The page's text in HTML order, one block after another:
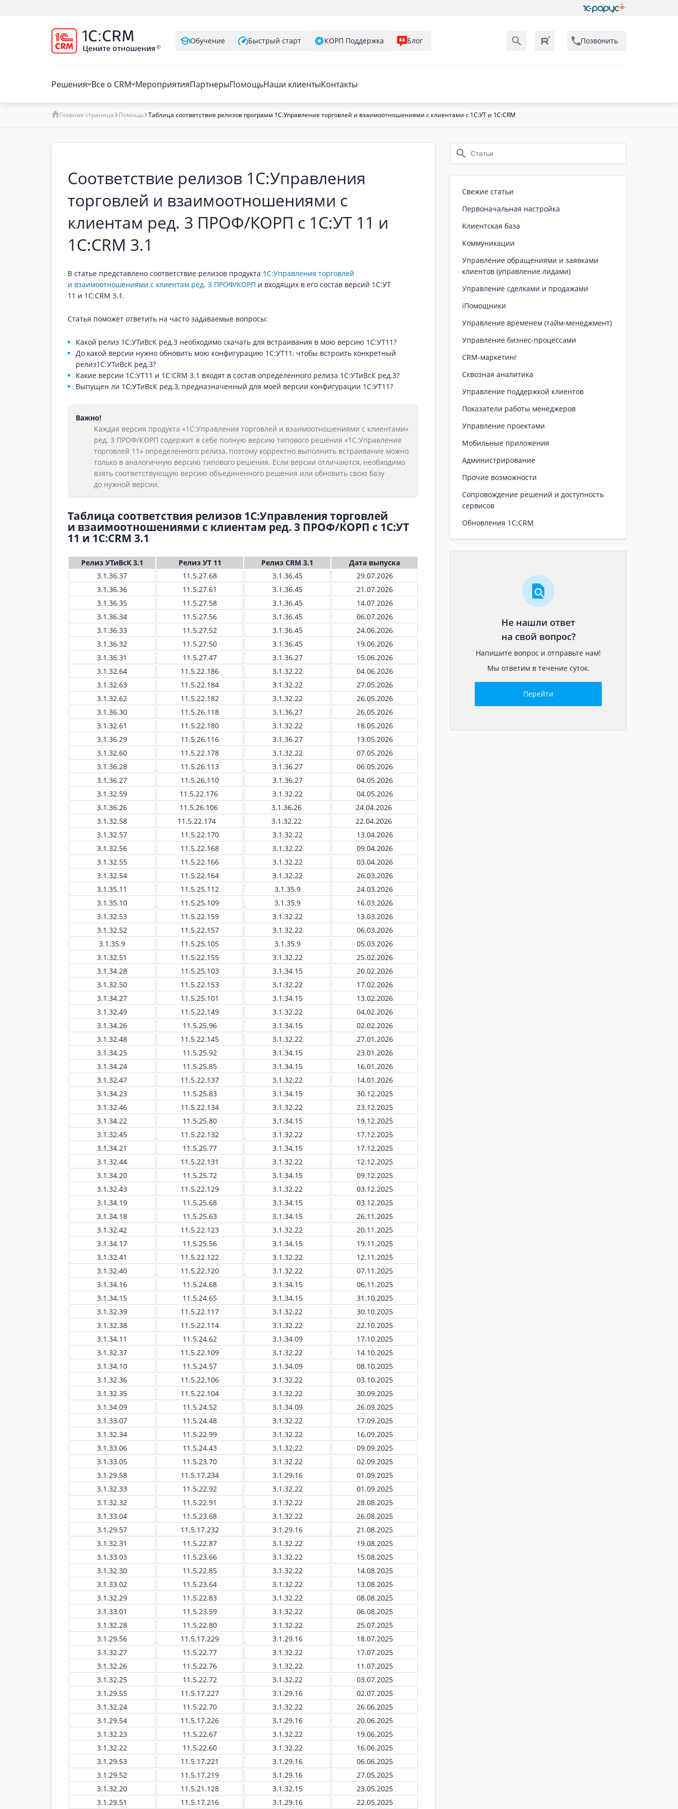
Обучение Быстрый старт КОРП Поддержка Блог Позвонить
Решения Все о CRM МероприятияПартнерыПомощьНаши клиентыКонтакты
Главная страница Помощь Таблица соответствия релизов программ 1С:Управление торговлей и взаимоотношениями с клиентами с 1С:УТ и 1С:CRM
Соответствие релизов 1С:Управления
торговлей и взаимоотношениями с
клиентам ред. 3 ПРОФ/КОРП с 1С:УТ 11 и
1С:CRM 3.1
В статье представлено соответствие релизов продукта 1С:Управления торговлей
и взаимоотношениями с клиентам ред. 3 ПРОФ/КОРП и входящих в его состав версий 1С:УТ
11 и 1С:CRM 3.1.
Статья поможет ответить на часто задаваемые вопросы:
Какой релиз 1C:УТиВсК ред.3 необходимо скачать для встраивания в мою версию 1С:УТ11?
До какой версии нужно обновить мою конфигурацию 1С:УТ11, чтобы встроить конкретный
релиз1C:УТиВсК ред.3?
Какие версии 1С:УТ11 и 1С:CRM 3.1 входят в состав определенного релиза 1C:УТиВсК ред.3?
Выпущен ли 1C:УТиВсК ред.3, предназначенный для моей версии конфигурации 1С:УТ11?
Важно!
Каждая версия продукта «1С:Управления торговлей и взаимоотношениями с клиентами»
ред. 3 ПРОФ/КОРП содержит в себе полную версию типового решения «1С:Управление
торговлей 11» определенного релиза, поэтому корректно выполнить встраивание можно
только в аналогичную версию типового решения. Если версии отличаются, необходимо
взять соответствующую версию объединенного решения или обновить свою базу
до нужной версии.
Таблица соответствия релизов 1С:Управления торговлей
и взаимоотношениями с клиентам ред. 3 ПРОФ/КОРП с 1С:УТ
11 и 1С:CRM 3.1
Релиз УТиВсК 3.1 Релиз УТ 11 Релиз CRM 3.1
Дата выпуска
3.1.36.37
11.5.27.68 3.1.36.45
29.07.2026
3.1.36.36
11.5.27.61 3.1.36.45
21.07.2026
3.1.36.35
11.5.27.58 3.1.36.45
14.07.2026
3.1.36.34
11.5.27.56 3.1.36.45
06.07.2026
3.1.36.33
11.5.27.52 3.1.36.45
24.06.2026
3.1.36.32
11.5.27.50 3.1.36.45
19.06.2026
3.1.36.31
11.5.27.47 3.1.36.27
15.06.2026
3.1.32.64
11.5.22.186 3.1.32.22
04.06.2026
3.1.32.63
11.5.22.184 3.1.32.22
27.05.2026
3.1.32.62
11.5.22.182 3.1.32.22
26.05.2026
3.1.36.30
11.5.26.118 3.1.36.27
26.05.2026
3.1.32.61
11.5.22.180 3.1.32.22
18.05.2026
3.1.36.29
11.5.26.116 3.1.36.27
13.05.2026
3.1.32.60
11.5.22.178 3.1.32.22
07.05.2026
3.1.36.28
11.5.26.113 3.1.36.27
06.05.2026
3.1.36.27
11.5.26.110 3.1.36.27
04.05.2026
3.1.32.59
11.5.22.176 3.1.32.22
04.05.2026
3.1.36.26
11.5.26.106 3.1.36.26
24.04.2026
3.1.32.58
11.5.22.174 3.1.32.22
22.04.2026
3.1.32.57
11.5.22.170 3.1.32.22
13.04.2026
3.1.32.56
11.5.22.168 3.1.32.22
09.04.2026
3.1.32.55
11.5.22.166 3.1.32.22
03.04.2026
3.1.32.54
11.5.22.164 3.1.32.22
26.03.2026
3.1.35.11
11.5.25.112 3.1.35.9
24.03.2026
3.1.35.10
11.5.25.109 3.1.35.9
16.03.2026
3.1.32.53
11.5.22.159 3.1.32.22
13.03.2026
3.1.32.52
11.5.22.157 3.1.32.22
06.03.2026
3.1.35.9
11.5.25.105 3.1.35.9
05.03.2026
3.1.32.51
11.5.22.155 3.1.32.22
25.02.2026
3.1.34.28
11.5.25.103 3.1.34.15
20.02.2026
3.1.32.50
11.5.22.153 3.1.32.22
17.02.2026
3.1.34.27
11.5.25.101 3.1.34.15
13.02.2026
3.1.32.49
11.5.22.149 3.1.32.22
04.02.2026
3.1.34.26
11.5.25.96 3.1.34.15
02.02.2026
3.1.32.48
11.5.22.145 3.1.32.22
27.01.2026
3.1.34.25
11.5.25.92 3.1.34.15
23.01.2026
3.1.34.24
11.5.25.85 3.1.34.15
16.01.2026
3.1.32.47
11.5.22.137 3.1.32.22
14.01.2026
3.1.34.23
11.5.25.83 3.1.34.15
30.12.2025
3.1.32.46
11.5.22.134 3.1.32.22
23.12.2025
3.1.34.22
11.5.25.80 3.1.34.15
19.12.2025
3.1.32.45
11.5.22.132 3.1.32.22
17.12.2025
3.1.34.21
11.5.25.77 3.1.34.15
17.12.2025
3.1.32.44
11.5.22.131 3.1.32.22
12.12.2025
3.1.34.20
11.5.25.72 3.1.34.15
09.12.2025
3.1.32.43
11.5.22.129 3.1.32.22
03.12.2025
3.1.34.19
11.5.25.68 3.1.34.15
03.12.2025
3.1.34.18
11.5.25.63 3.1.34.15
26.11.2025
3.1.32.42
11.5.22.123 3.1.32.22
20.11.2025
3.1.34.17
11.5.25.56 3.1.34.15
19.11.2025
3.1.32.41
11.5.22.122 3.1.32.22
12.11.2025
3.1.32.40
11.5.22.120 3.1.32.22
07.11.2025
3.1.34.16
11.5.24.68 3.1.34.15
06.11.2025
3.1.34.15
11.5.24.65 3.1.34.15
31.10.2025
3.1.32.39
11.5.22.117 3.1.32.22
30.10.2025
3.1.32.38
11.5.22.114 3.1.32.22
22.10.2025
3.1.34.11
11.5.24.62 3.1.34.09
17.10.2025
3.1.32.37
11.5.22.109 3.1.32.22
14.10.2025
3.1.34.10
11.5.24.57 3.1.34.09
08.10.2025
3.1.32.36
11.5.22.106 3.1.32.22
03.10.2025
3.1.32.35
11.5.22.104 3.1.32.22
30.09.2025
3.1.34.09
11.5.24.52 3.1.34.09
26.09.2025
3.1.33.07
11.5.24.48 3.1.32.22
17.09.2025
3.1.32.34
11.5.22.99 3.1.32.22
16.09.2025
3.1.33.06
11.5.24.43 3.1.32.22
09.09.2025
3.1.33.05
11.5.23.70 3.1.32.22
02.09.2025
3.1.29.58
11.5.17.234 3.1.29.16
01.09.2025
3.1.32.33
11.5.22.92 3.1.32.22
01.09.2025
3.1.32.32
11.5.22.91 3.1.32.22
28.08.2025
3.1.33.04
11.5.23.68 3.1.32.22
26.08.2025
3.1.29.57
11.5.17.232 3.1.29.16
21.08.2025
3.1.32.31
11.5.22.87 3.1.32.22
19.08.2025
3.1.33.03
11.5.23.66 3.1.32.22
15.08.2025
3.1.32.30
11.5.22.85 3.1.32.22
14.08.2025
3.1.33.02
11.5.23.64 3.1.32.22
13.08.2025
3.1.32.29
11.5.22.83 3.1.32.22
08.08.2025
3.1.33.01
11.5.23.59 3.1.32.22
06.08.2025
3.1.32.28
11.5.22.80 3.1.32.22
25.07.2025
3.1.29.56
11.5.17.229 3.1.29.16
18.07.2025
3.1.32.27
11.5.22.77 3.1.32.22
17.07.2025
3.1.32.26
11.5.22.76 3.1.32.22
11.07.2025
3.1.32.25
11.5.22.72 3.1.32.22
03.07.2025
3.1.29.55
11.5.17.227 3.1.29.16
02.07.2025
3.1.32.24
11.5.22.70 3.1.32.22
26.06.2025
3.1.29.54
11.5.17.226 3.1.29.16
20.06.2025
3.1.32.23
11.5.22.67 3.1.32.22
19.06.2025
3.1.32.22
11.5.22.60 3.1.32.22
16.06.2025
3.1.29.53
11.5.17.221 3.1.29.16
06.06.2025
3.1.29.52
11.5.17.219 3.1.29.16
27.05.2025
3.1.32.20
11.5.21.128 3.1.32.15
23.05.2025
3.1.29.51
11.5.17.216 3.1.29.16 22.05.2025
Свежие статьи
Первоначальная настройка
Клиентская база
Коммуникации
Управление обращениями и заявками
клиентов (управление лидами)
Управление сделками и продажами
iПомощники
Управление временем (тайм-менеджмент)
Управление бизнес-процессами
CRM-маркетинг
Сквозная аналитика
Управление поддержкой клиентов
Показатели работы менеджеров
Управление проектами
Мобильные приложения
Администрирование
Прочие возможности
Сопровождение решений и доступность
сервисов
Обновления 1С:CRM
Не нашли ответ
на свой вопрос?
Напишите вопрос и отправьте нам!
Мы ответим в течение суток.
Перейти